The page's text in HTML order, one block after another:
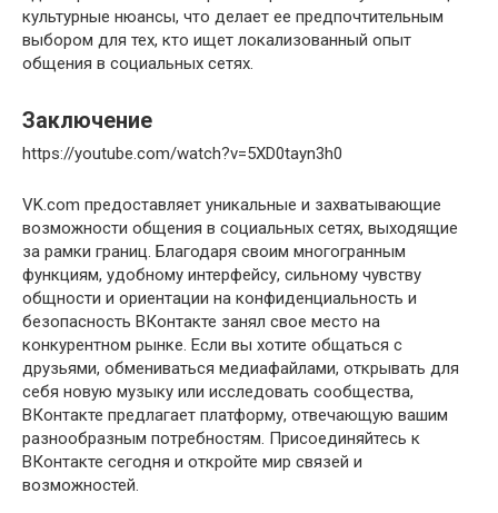
культурные нюансы, что делает ее предпочтительным
выбором для тех, кто ищет локализованный опыт
общения в социальных сетях.
Заключение
https://youtube.com/watch?v=5XD0tayn3h0
VK.com предоставляет уникальные и захватывающие
возможности общения в социальных сетях, выходящие
за рамки границ. Благодаря своим многогранным
функциям, удобному интерфейсу, сильному чувству
общности и ориентации на конфиденциальность и
безопасность ВКонтакте занял свое место на
конкурентном рынке. Если вы хотите общаться с
друзьями, обмениваться медиафайлами, открывать для
себя новую музыку или исследовать сообщества,
ВКонтакте предлагает платформу, отвечающую вашим
разнообразным потребностям. Присоединяйтесь к
ВКонтакте сегодня и откройте мир связей и
возможностей.